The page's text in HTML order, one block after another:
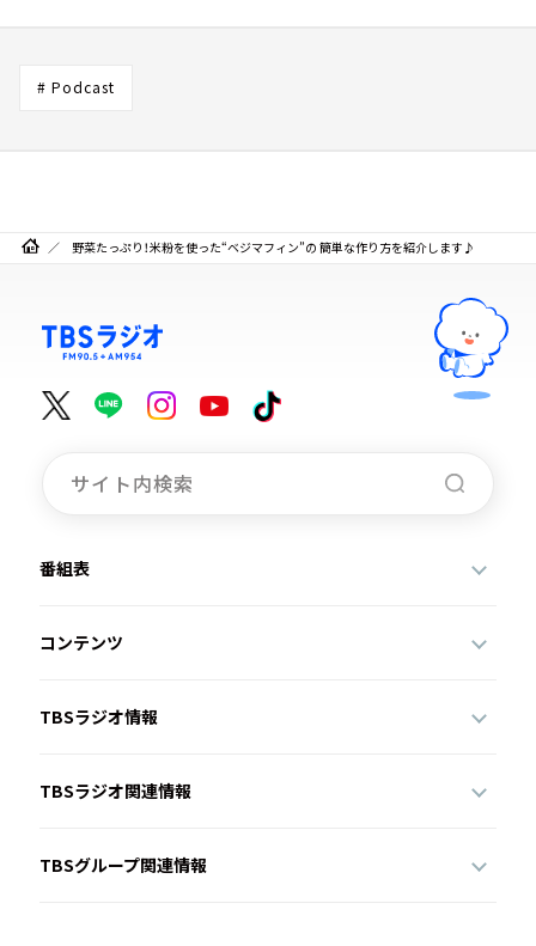
# Podcast
野菜たっぷり！米粉を使った“ベジマフィン”の 簡単な作り方を紹介します♪
番組表
コンテンツ
TBSラジオ情報
TBSラジオ関連情報
TBSグループ関連情報